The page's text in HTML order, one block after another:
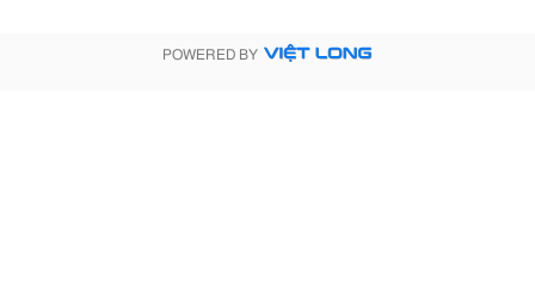
POWERED BY